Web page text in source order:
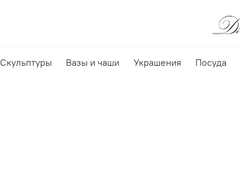
Скульптуры Вазы и чаши Украшения Посуда